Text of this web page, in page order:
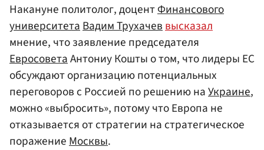
Накануне политолог, доцентФинансового
университетаВадим Трухачеввысказал
мнение, что заявление председателя
ЕвросоветаАнтониу Кошты о том, что лидеры ЕС
обсуждают организацию потенциальных
переговоров с Россией по решению наУкраине,
можно «выбросить», потому что Европа не
отказывается от стратегии на стратегическое
поражениеМосквы.